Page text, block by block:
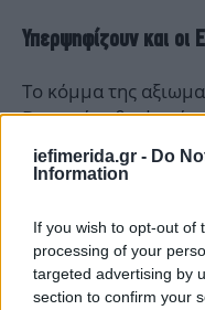
iefimerida.gr - Do
Information
If you wish to opt-out of
processing of your
targeted advertising by
section to confirm your
Υπερψηφίζουν και οι
Το κόμμα της
Βρετανίας θα
οποία κατέληξαν
Τζόνσον με τις
Ένωσης στην μετά
αρχηγός των